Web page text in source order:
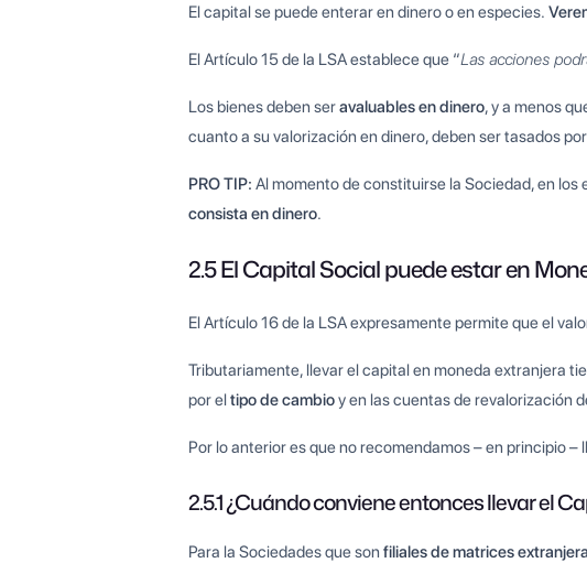
El capital se puede enterar en dinero o en especies.
El Artículo 15 de la LSA establece que “Las acciones
Los bienes deben seravaluables en dinero, y a menos
cuanto a su valorización en dinero, deben ser tasados
PRO TIP: Al momento de constituirse la Sociedad, en
consista en dinero.
2.5 El Capital Social puede estar en
El Artículo 16 de la LSA expresamente permite que el
Tributariamente, llevar el capital en moneda extranjera
por eltipo de cambioy en las cuentas de revalorización
Por lo anterior es que no recomendamos – en principio –
2.5.1 ¿Cuándo conviene entonces llevar el
Para la Sociedades que son filiales de matrices